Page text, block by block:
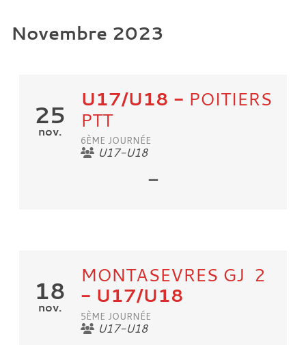
Novembre 2023
25
nov.
U17/U18 - POITIERS
PTT
6ÈME JOURNÉE
U17-U18
-
18
nov.
MONTASEVRES GJ 2
- U17/U18
5ÈME JOURNÉE
U17-U18